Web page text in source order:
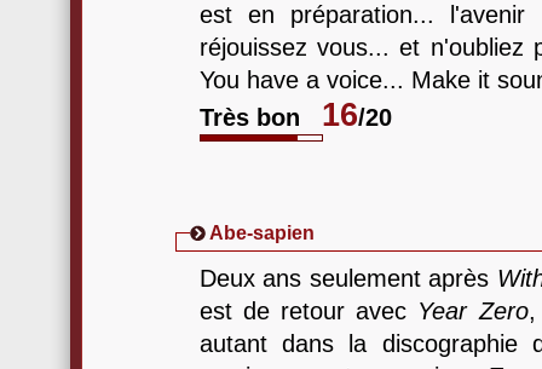
est en préparation...
réjouissez vous... et n'oubliez
You have a voice... Make it
Très bon
16/20
Abe-sapien
Deux ans seulement après
est de retour avec Year Zero,
autant dans la discographie